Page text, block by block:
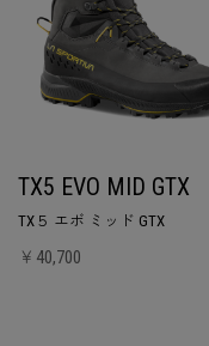
TX5 EVO MID GTX
TX５ エボ ミッド GTX
￥40,700